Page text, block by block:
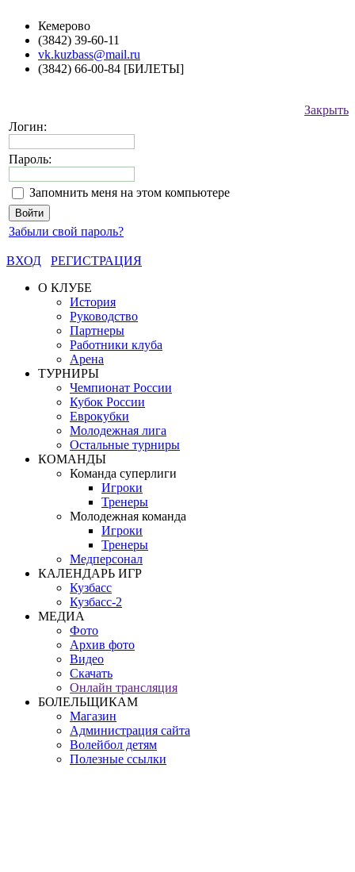
Кемерово
(3842) 39-60-11
vk.kuzbass@mail.ru
(3842) 66-00-84 [БИЛЕТЫ]
Закрыть
Логин:
Пароль:
Запомнить меня на этом компьютере
Забыли свой пароль?
ВХОД
РЕГИСТРАЦИЯ
О КЛУБЕ
История
Руководство
Партнеры
Работники клуба
Арена
ТУРНИРЫ
Чемпионат России
Кубок России
Еврокубки
Молодежная лига
Остальные турниры
КОМАНДЫ
Команда суперлиги
Игроки
Тренеры
Молодежная команда
Игроки
Тренеры
Медперсонал
КАЛЕНДАРЬ ИГР
Кузбасс
Кузбасс-2
МЕДИА
Фото
Архив фото
Видео
Скачать
Онлайн трансляция
БОЛЕЛЬЩИКАМ
Магазин
Администрация сайта
Волейбол детям
Полезные ссылки